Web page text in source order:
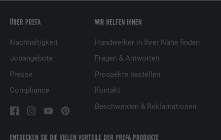
ENTDECKEN SIE DIE VIELEN VORTEILE DER PREFA PRODUKTE
ÜBER PREFA
Nachhaltigkeit
Jobangebote
Presse
Compliance
WIR HELFEN IHNEN
Handwerker in Ihrer Nähe finden
Fragen & Antworten
Prospekte bestellen
Kontakt
Beschwerden & Reklamationen
Zweck
mehreren Webseiten zu verfolgen, um
relevante Werbung basierend auf den
präsentieren.